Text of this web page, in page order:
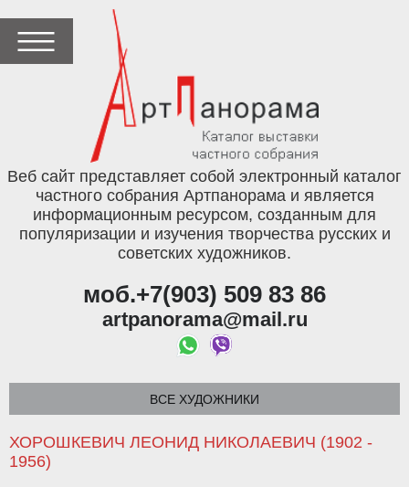
Веб сайт представляет собой электронный каталог
частного собрания Артпанорама и является
информационным ресурсом, созданным для
популяризации и изучения творчества русских и
советских художников.
моб.+7(903) 509 83 86
artpanorama@mail.ru
ВСЕ ХУДОЖНИКИ
ХОРОШКЕВИЧ ЛЕОНИД НИКОЛАЕВИЧ (1902 -
1956)